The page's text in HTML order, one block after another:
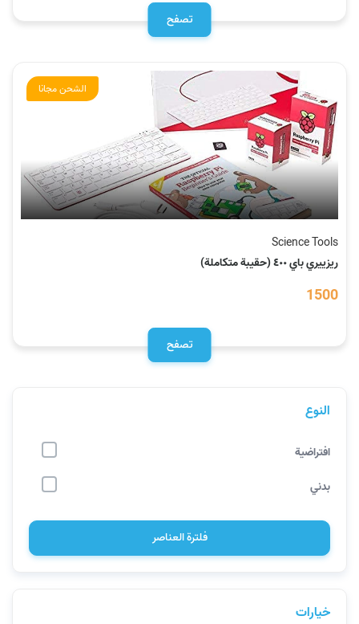
تصفح
الشحن مجانا
Science Tools
ريزييري باي ٤٠٠ (حقيبة متكاملة)
1500
تصفح
النوع
افتراضية
بدني
فلترة العناصر
خيارات